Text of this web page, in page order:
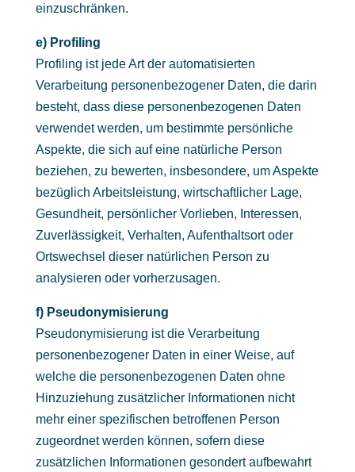
einzuschränken.
e) Profiling
Profiling ist jede Art der automatisierten
Verarbeitung personenbezogener Daten, die darin
besteht, dass diese personenbezogenen Daten
verwendet werden, um bestimmte persönliche
Aspekte, die sich auf eine natürliche Person
beziehen, zu bewerten, insbesondere, um Aspekte
bezüglich Arbeitsleistung, wirtschaftlicher Lage,
Gesundheit, persönlicher Vorlieben, Interessen,
Zuverlässigkeit, Verhalten, Aufenthaltsort oder
Ortswechsel dieser natürlichen Person zu
analysieren oder vorherzusagen.
f) Pseudonymisierung
Pseudonymisierung ist die Verarbeitung
personenbezogener Daten in einer Weise, auf
welche die personenbezogenen Daten ohne
Hinzuziehung zusätzlicher Informationen nicht
mehr einer spezifischen betroffenen Person
zugeordnet werden können, sofern diese
zusätzlichen Informationen gesondert aufbewahrt